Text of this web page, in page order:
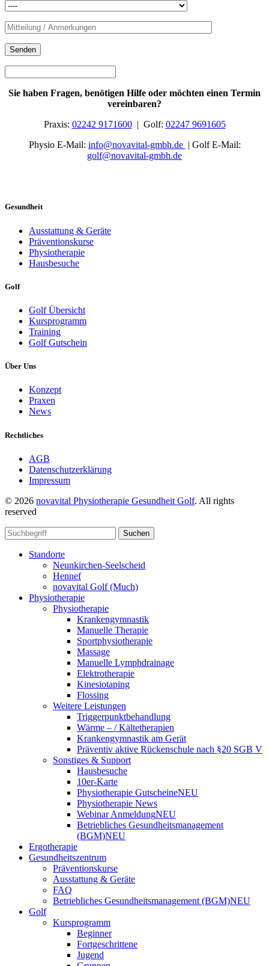
Sie haben Fragen, benötigen Hilfe oder möchten einen Termin
vereinbaren?
Praxis: 02242 9171600| Golf: 02247 9691605
Physio E-Mail: info@novavital-gmbh.de | Golf E-Mail:
golf@novavital-gmbh.de
Gesundheit
Ausstattung & Geräte
Präventionskurse
Physiotherapie
Hausbesuche
Golf
Golf Übersicht
Kursprogramm
Training
Golf Gutschein
Über Uns
Konzept
Praxen
News
Rechtliches
AGB
Datenschutzerklärung
Impressum
© 2026 novavital Physiotherapie Gesundheit Golf. All rights
reserved
Suchen
Standorte
Neunkirchen-Seelscheid
Hennef
novavital Golf (Much)
Physiotherapie
Physiotherapie
Krankengymnastik
Manuelle Therapie
Sportphysiotherapie
Massage
Manuelle Lymphdrainage
Elektrotherapie
Kinesiotaping
Flossing
Weitere Leistungen
Triggerpunktbehandlung
Wärme – / Kältetherapien
Krankengymnastik am Gerät
Präventiv aktive Rückenschule nach §20 SGB V
Sonstiges & Support
Hausbesuche
10er-Karte
Physiotherapie GutscheineNEU
Physiotherapie News
Webinar AnmeldungNEU
Betriebliches Gesundheitsmanagement
(BGM)NEU
Ergotherapie
Gesundheitszentrum
Präventionskurse
Ausstattung & Geräte
FAQ
Betriebliches Gesundheitsmanagement (BGM)NEU
Golf
Kursprogramm
Beginner
Fortgeschrittene
Jugend